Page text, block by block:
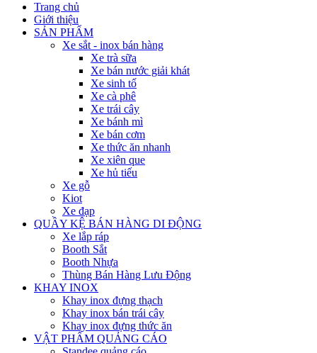
Trang chủ
Giới thiệu
SẢN PHẨM
Xe sắt - inox bán hàng
Xe trà sữa
Xe bán nước giải khát
Xe sinh tố
Xe cà phê
Xe trái cây
Xe bánh mì
Xe bán cơm
Xe thức ăn nhanh
Xe xiên que
Xe hủ tiếu
Xe gỗ
Kiot
Xe đạp
QUẦY KỆ BÁN HÀNG DI ĐỘNG
Xe lắp ráp
Booth Sắt
Booth Nhựa
Thùng Bán Hàng Lưu Động
KHAY INOX
Khay inox đựng thạch
Khay inox bán trái cây
Khay inox đựng thức ăn
VẬT PHẨM QUẢNG CÁO